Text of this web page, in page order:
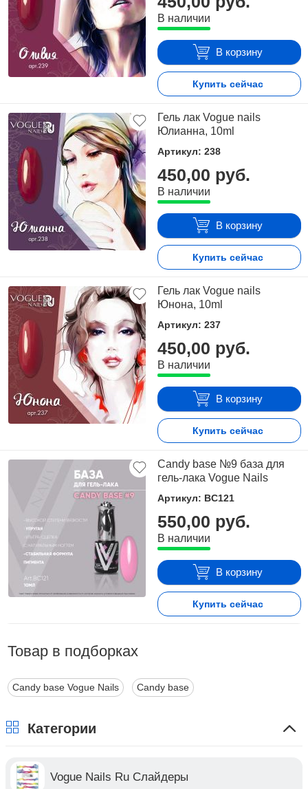
В наличии
В корзину
Купить сейчас
Гель лак Vogue nails
Юлианна, 10ml
Артикул: 238
450,00 руб.
В наличии
В корзину
Купить сейчас
Гель лак Vogue nails
Юнона, 10ml
Артикул: 237
450,00 руб.
В наличии
В корзину
Купить сейчас
Candy base №9 база для
гель-лака Vogue Nails
Артикул: BC121
550,00 руб.
В наличии
В корзину
Купить сейчас
Товар в подборках
Candy base Vogue Nails Candy base
Категории
Vogue Nails Ru Слайдеры